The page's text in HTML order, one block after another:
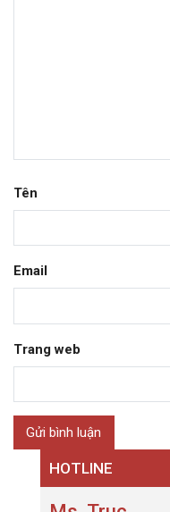
Tên
Email
Trang web
HOTLINE